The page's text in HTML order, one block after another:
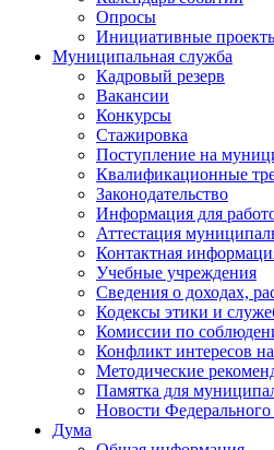
Опросы
Инициативные
Муниципальная служба
Кадровый резерв
Вакансии
Конкурсы
Стажировка
Поступление на
Квалификационные
Законодательство
Информация для
Аттестация
Контактная
Учебные учреждения
Сведения о доходах,
Кодексы этики и
Комиссии по
Конфликт интересов
Методические
Памятка для
Новости
Дума